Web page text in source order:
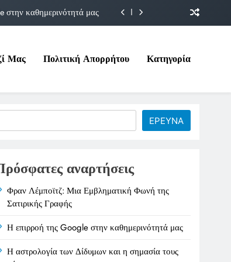
στην καθημερινότητά μας
στο Υπουργείο Εργασίας
στην καθημερινότητά μας
η σημασία τους σήμερα
Μας Πολιτική Απορρήτου Κατηγορία
ΕΡΕΥΝΑ
αναρτήσεις
Φραν Λέμποϊτζ: Μια Εμβληματική Φωνή της
Σατιρικής Γραφής
Η επιρροή της Google στην καθημερινότητά μας
Η αστρολογία των Δίδυμων και η σημασία τους